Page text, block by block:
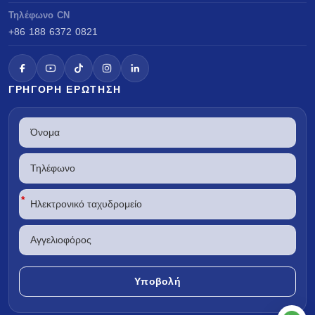
Τηλέφωνο CN
+86 188 6372 0821
ΓΡΉΓΟΡΗ ΕΡΏΤΗΣΗ
*